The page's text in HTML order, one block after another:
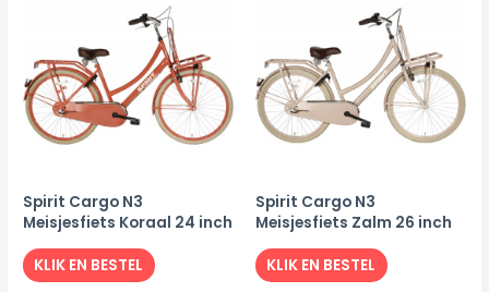
Spirit Cargo N3
Meisjesfiets Koraal 24 inch
KLIK EN BESTEL
Spirit Cargo N3
Meisjesfiets Zalm 26 inch
KLIK EN BESTEL